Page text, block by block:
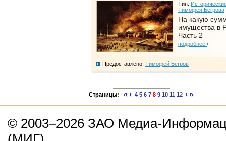
Тип:
Тимофея Бегрова
На какую
имущества в
Часть 2
подробнее
Предоставлено: Тимофей Бегров
Страницы: 4 5 6 7 8 9 10 11 12
© 2003–2026 ЗАО Медиа-